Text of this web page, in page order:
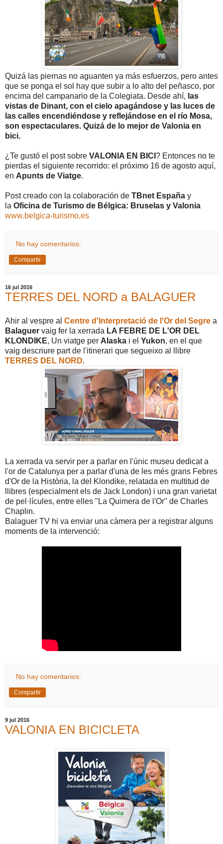
Quizá las piernas no aguanten ya más esfuerzos, pero antes
que se ponga el sol hay que subir a lo alto del peñasco, por
encima del campanario de la Colegiata. Desde ahí, las
vistas de Dinant, con el cielo apagándose y las luces de
las calles encendiéndose y reflejándose en el río Mosa,
son espectaculares. Quizá de lo mejor de Valonia en
bici.
¿Te gustó el post sobre VALONIA EN BICI ? Entonces no te
pierdas el siguiente recorrido: el próximo 16 de agosto aquí,
en Apunts de Viatge.
Post creado con la colaboración de TBnet España y
la Oficina de Turismo de Bélgica: Bruselas y Valonia
www.belgica-turismo.es
No hay comentarios:
Compartir
16 jul 2016
TERRES DEL NORD a BALAGUER
Ahir al vespre al Centre d'Interpretació de l'Or del Segre a
Balaguer vaig fer la xerrada LA FEBRE DE L'OR DEL
KLONDIKE, Un viatge per Alaska i el Yukon, en el que
vaig descriure part de l'itinerari que segueixo al llibre
TERRES DEL NORD.
La xerrada va servir per a parlar en l'únic museu dedicat a
l'or de Catalunya per a parlar d'una de les més grans Febres
d'Or de la Història, la del Klondike, relatada en multitud de
llibres (especialment els de Jack London) i una gran varietat
de pel·lícules, entre elles "La Quimera de l'Or" de Charles
Chaplin.
Balaguer TV hi va enviar una càmera per a registrar alguns
moments de la intervenció:
No hay comentarios:
Compartir
9 jul 2016
VALONIA EN BICICLETA